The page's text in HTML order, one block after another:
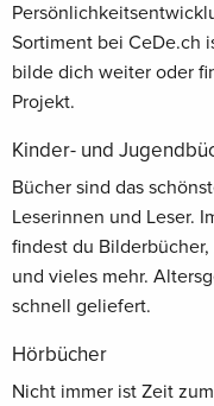
Sortiment bei CeDe.ch
bilde dich weiter oder
Projekt.
Kinder- und
Bücher sind das
Leserinnen und Leser.
findest du
und vieles mehr.
schnell geliefert.
Hörbücher
Nicht immer ist Zeit